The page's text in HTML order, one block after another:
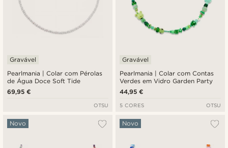
Pearlmania | Colar com Pérolas
de Água Doce Soft Tide
Gravável
69,95 €
OTSU
Pearlmania | Colar com Contas
Verdes em Vidro Garden Party
Gravável
44,95 €
5 CORES OTSU
Novo Novo